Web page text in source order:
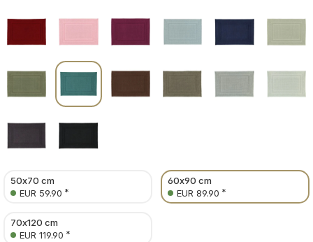
50x70 cm
EUR 59.90 *
60x90 cm
EUR 89.90 *
70x120 cm
EUR 119.90 *